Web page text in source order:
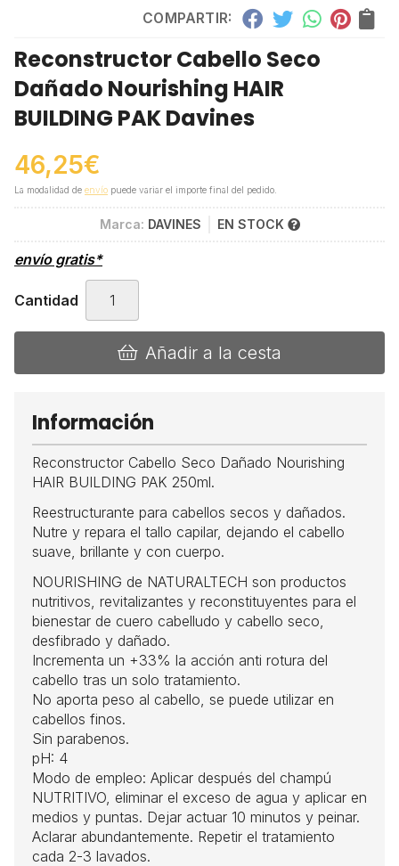
COMPARTIR:
Reconstructor Cabello Seco
Dañado Nourishing HAIR
BUILDING PAK Davines
46,25€
La modalidad de envío puede variar el importe final del pedido.
Marca: DAVINES EN STOCK
envío gratis*
Cantidad
Añadir a la cesta
Información
Reconstructor Cabello Seco Dañado Nourishing
HAIR BUILDING PAK 250ml.
Reestructurante para cabellos secos y dañados.
Nutre y repara el tallo capilar, dejando el cabello
suave, brillante y con cuerpo.
NOURISHING de NATURALTECH son productos
nutritivos, revitalizantes y reconstituyentes para el
bienestar de cuero cabelludo y cabello seco,
desfibrado y dañado.
Incrementa un +33% la acción anti rotura del
cabello tras un solo tratamiento.
No aporta peso al cabello, se puede utilizar en
cabellos finos.
Sin parabenos.
pH: 4
Modo de empleo: Aplicar después del champú
NUTRITIVO, eliminar el exceso de agua y aplicar en
medios y puntas. Dejar actuar 10 minutos y peinar.
Aclarar abundantemente. Repetir el tratamiento
cada 2-3 lavados.